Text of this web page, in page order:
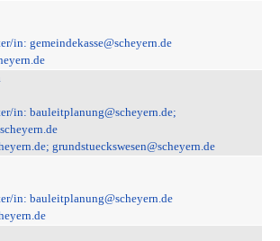
grundstueckswesen@scheyern.de